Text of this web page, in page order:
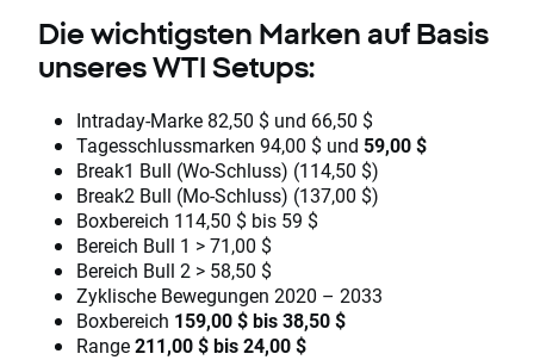
Die wichtigsten Marken auf Basis
unseres WTI Setups:
Intraday-Marke 82,50 $ und 66,50 $
Tagesschlussmarken 94,00 $ und 59,00 $
Break1 Bull (Wo-Schluss) (114,50 $)
Break2 Bull (Mo-Schluss) (137,00 $)
Boxbereich 114,50 $ bis 59 $
Bereich Bull 1 > 71,00 $
Bereich Bull 2 > 58,50 $
Zyklische Bewegungen 2020 – 2033
Boxbereich 159,00 $ bis 38,50 $
Range211,00 $ bis 24,00 $